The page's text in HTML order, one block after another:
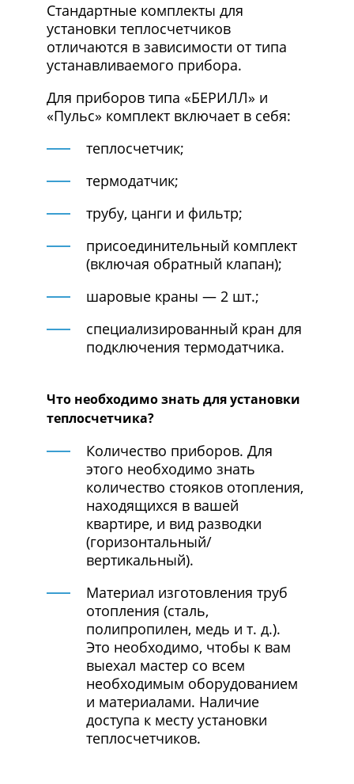
Стандартные комплекты для
установки теплосчетчиков
отличаются в зависимости от типа
устанавливаемого прибора.
Для приборов типа «БЕРИЛЛ» и
«Пульс» комплект включает в себя:
теплосчетчик;
термодатчик;
трубу, цанги и фильтр;
присоединительный комплект
(включая обратный клапан);
шаровые краны — 2 шт.;
специализированный кран для
подключения термодатчика.
Что необходимо знать для установки
теплосчетчика?
Количество приборов. Для
этого необходимо знать
количество стояков отопления,
находящихся в вашей
квартире, и вид разводки
(горизонтальный/
вертикальный).
Материал изготовления труб
отопления (сталь,
полипропилен, медь и т. д.).
Это необходимо, чтобы к вам
выехал мастер со всем
необходимым оборудованием
и материалами. Наличие
доступа к месту установки
теплосчетчиков.